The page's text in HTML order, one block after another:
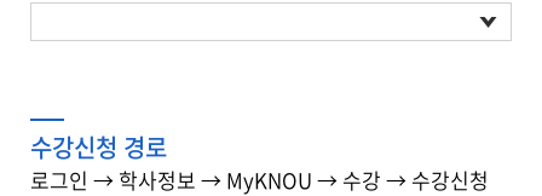
등록하기
수강신청 경로
로그인 → 학사정보 → MyKNOU → 수강 → 수강신청